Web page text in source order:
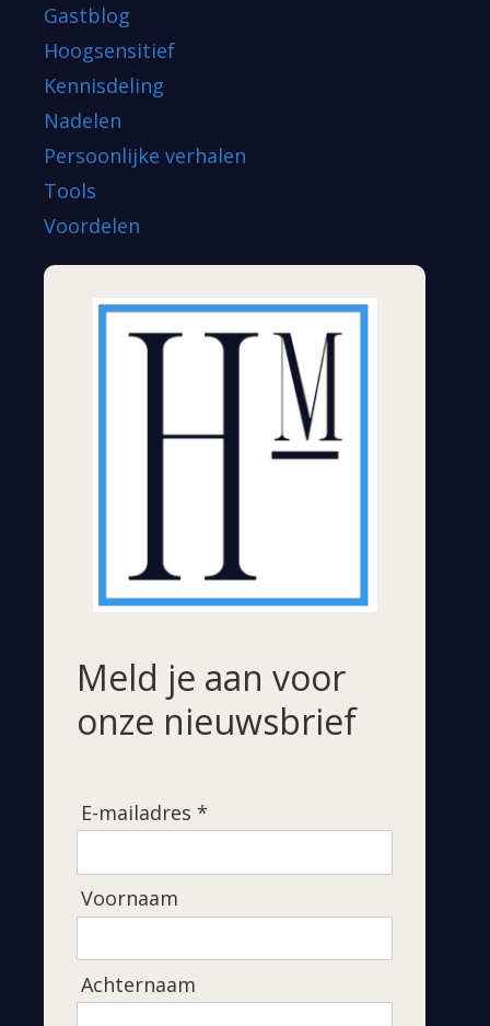
Gastblog
Hoogsensitief
Kennisdeling
Nadelen
Persoonlijke verhalen
Tools
Voordelen
Meld je aan voor
onze nieuwsbrief
E-mailadres *
Voornaam
Achternaam